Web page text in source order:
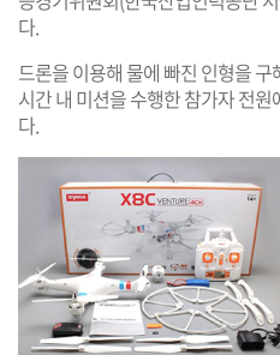
다.
드론을 이용해 물에 빠진 인형을
시간 내 미션을 수행한 참가자 전
다.